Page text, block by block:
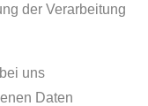
der Verarbeitung
uns
Daten